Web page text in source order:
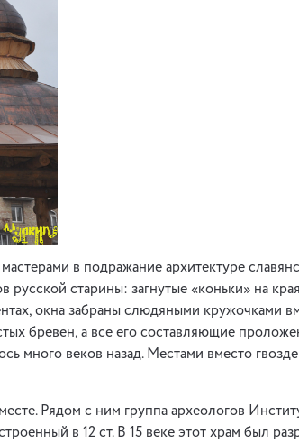
в подражание архитектуре
русской старины: загнутые «коньки» на
окна забраны слюдяными кружочками
бревен, а все его составляющие
много веков назад. Местами вместо
Рядом с ним группа археологов
в 12 ст. В 15 веке этот храм был